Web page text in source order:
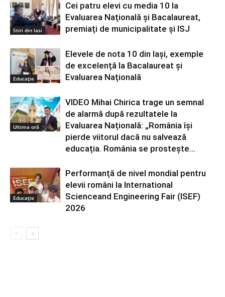
Stiri din Iasi
Cei patru elevi cu media 10 la
Evaluarea Națională și Bacalaureat,
premiați de municipalitate și ISJ
Educație
Elevele de nota 10 din Iași, exemple
de excelență la Bacalaureat și
Evaluarea Națională
Ultima oră
VIDEO Mihai Chirica trage un semnal
de alarmă după rezultatele la
Evaluarea Națională: „România își
pierde viitorul dacă nu salvează
educația. România se prostește...
Educație
Performanță de nivel mondial pentru
elevii români la International
Scienceand Engineering Fair (ISEF)
2026